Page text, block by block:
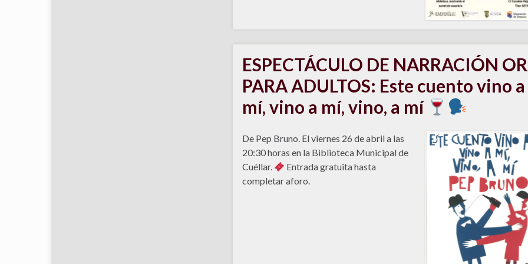
ESPECTÁCULO DE NARRACIÓN
PARA ADULTOS: Este cuento vino a
mí, vino a mí, vino, a mí
De Pep Bruno. El viernes 26 de abril a las
20:30 horas en la Biblioteca Municipal de
Cuéllar.
Entrada gratuita hasta
completar aforo.